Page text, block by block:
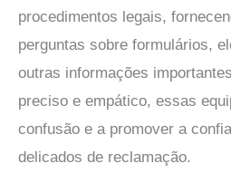
procedimentos legais,
perguntas sobre formulários,
outras informações
preciso e empático, essas
confusão e a promover a
delicados de reclamação.